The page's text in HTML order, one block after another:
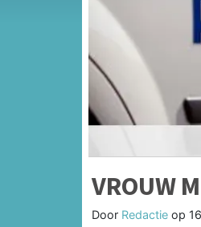
VROUW
Door Redactie op